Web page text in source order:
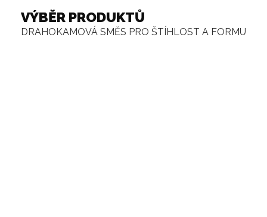
VÝBĚR PRODUKTŮ
DRAHOKAMOVÁ SMĚS PRO ŠTÍHLOST A FORMU